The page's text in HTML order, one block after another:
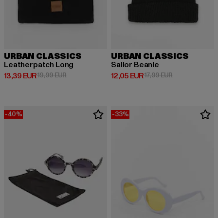
URBAN CLASSICS
Leatherpatch Long
13,39 EUR
Ajankohtainen hinta: 13,39 EUR
19,99 EURKampanjahinta: 19,99 EUR
URBAN CLASSICS
Sailor Beanie
12,05 EUR
Ajankohtainen hinta: 12,05 EUR
17,99 EURKampanjahinta:
-40% -33%